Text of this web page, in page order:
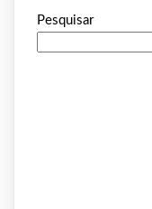
Pesquisar